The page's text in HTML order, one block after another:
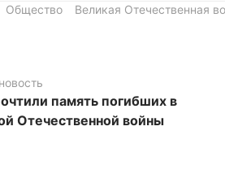
Общество Великая Отечественная
память погибших в
Отечественной войны